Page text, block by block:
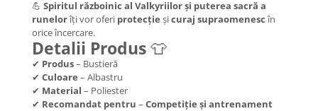
💪 Spiritul războinic al Valkyriilor și puterea sacră a
runelorîți vor oferi protecție șicuraj supraomenescîn
orice încercare.
Detalii Produs👕
✔ Produs– Bustieră
✔ Culoare – Albastru
✔ Material – Poliester
✔ Recomandat pentru – Competiție și antrenament